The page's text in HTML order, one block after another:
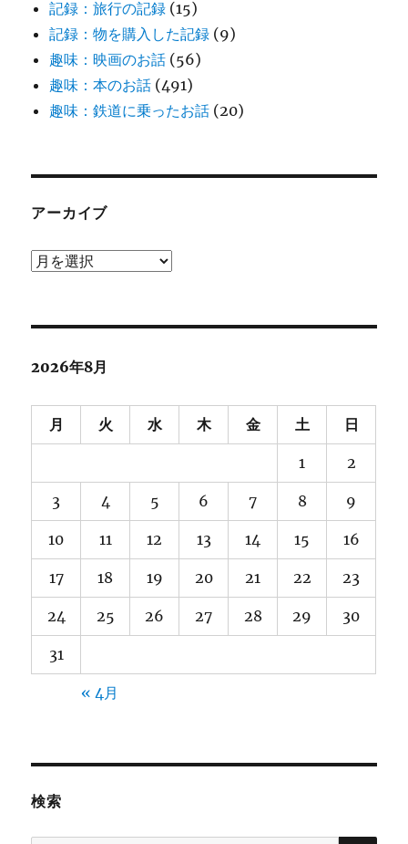
記録：旅行の記録 (15)
記録：物を購入した記録 (9)
趣味：映画のお話 (56)
趣味：本のお話 (491)
趣味：鉄道に乗ったお話 (20)
アーカイブ
ア
ブ
2026年8月
月 火 水 木 金 土 日
1 2
3 4 5 6 7 8 9
10 11 12 13 14 15 16
17 18 19 20 21 22 23
24 25 26 27 28 29 30
31
« 4月
検索